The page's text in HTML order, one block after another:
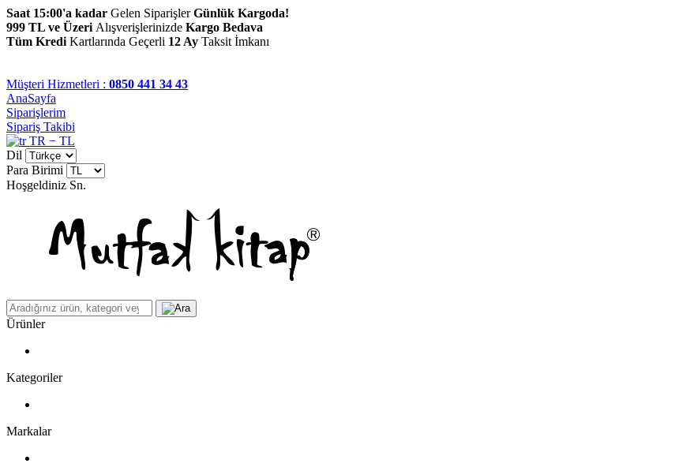
Saat 15:00'a kadar Gelen SiparişlerGünlük Kargoda!
999 TL ve Üzeri Alışverişlerinizde Kargo Bedava
Tüm Kredi Kartlarında Geçerli 12 Ay Taksit İmkanı
Müşteri Hizmetleri : 0850 441 34 43
AnaSayfa
Siparişlerim
Sipariş Takibi
TR − TL
Dil
Para Birimi
Hoşgeldiniz Sn.
Ürünler
Kategoriler
Markalar